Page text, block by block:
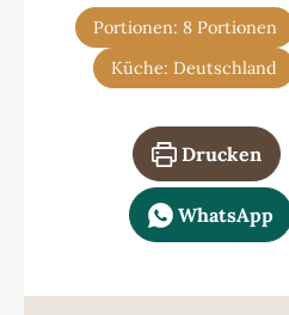
Portionen: 8 Portionen
Küche: Deutschland
Drucken
WhatsApp